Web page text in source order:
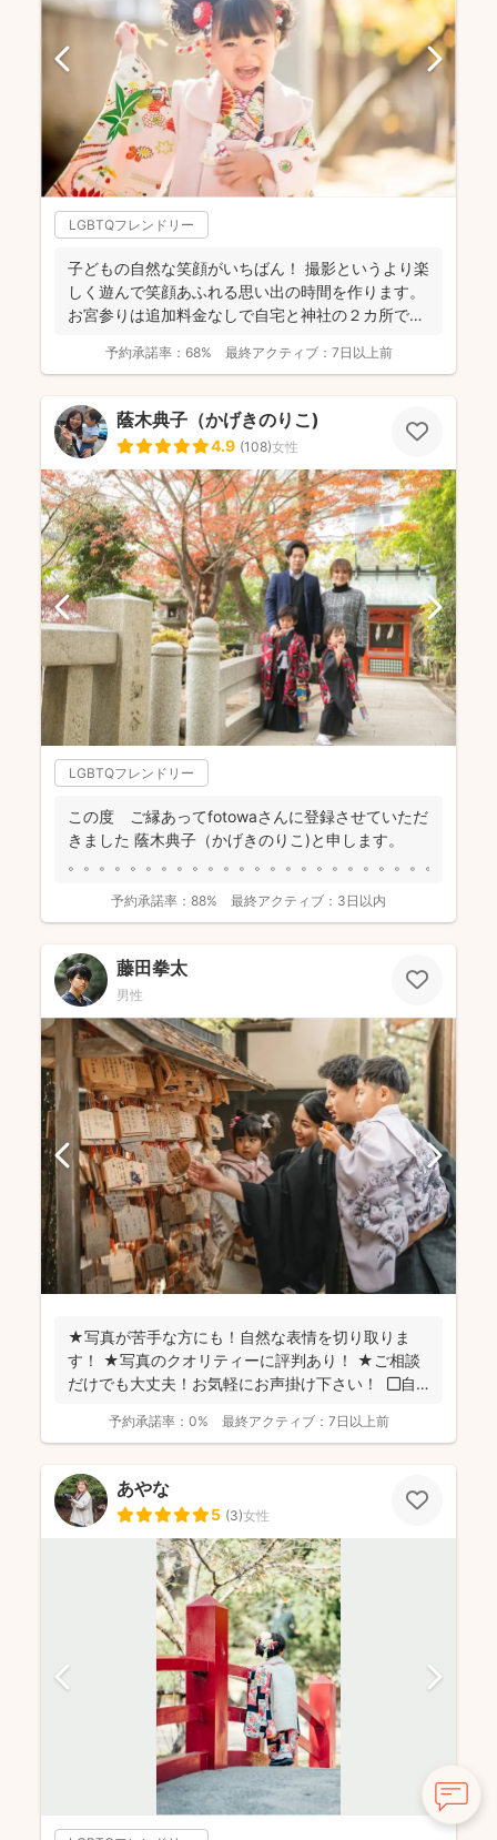
LGBTQフレンドリー
子どもの自然な笑顔がいちばん！ 撮影というより楽
しく遊んで笑顔あふれる思い出の時間を作ります。
お宮参りは追加料金なしで自宅と神社の２カ所で撮
予約承諾率： 68% 最終アクティブ： 7日以上前
蔭木典子（かげきのりこ)
4.9 (108)女性
LGBTQフレンドリー
この度 ご縁あってfotowaさんに登録させていただ
きました 蔭木典子（かげきのりこ)と申します。
。。。。。。。。。。。。。。。。。。。。。。。。。...
予約承諾率： 88% 最終アクティブ： 3日以内
藤田拳太
男性
★写真が苦手な方にも！自然な表情を切り取りま
す！ ★写真のクオリティーに評判あり！ ★ご相談
だけでも大丈夫！お気軽にお声掛け下さい！ ◼︎自
予約承諾率： 0% 最終アクティブ： 7日以上前
あやな
5 (3)女性